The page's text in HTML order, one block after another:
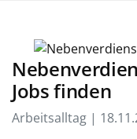
Jobs finden
Arbeitsalltag |